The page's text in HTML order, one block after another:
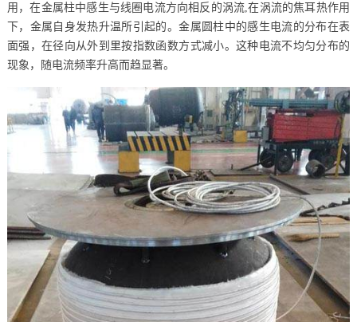
用，在金属柱中感生与线圈电流方向相反的涡流,在涡流的焦耳热作用
下，金属自身发热升温所引起的。金属圆柱中的感生电流的分布在表
面强，在径向从外到里按指数函数方式减小。这种电流不均匀分布的
现象，随电流频率升高而趋显著。